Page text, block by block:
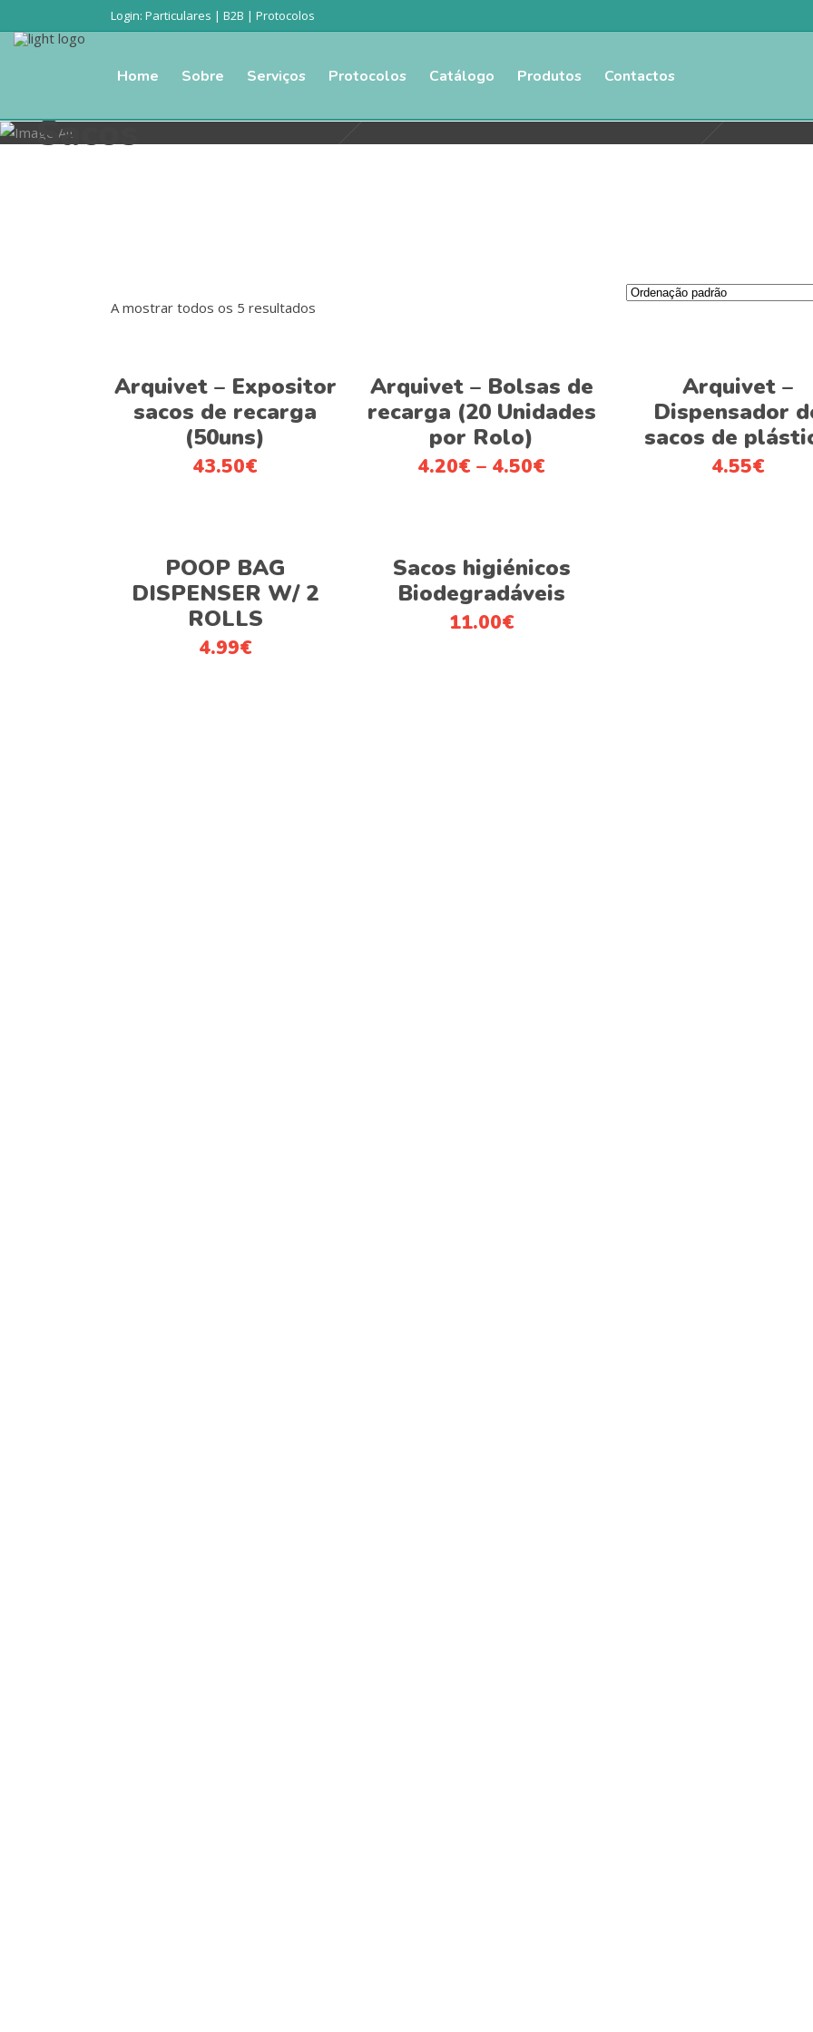
Login: Particulares | B2B | Protocolos
Home Sobre Serviços Protocolos Catálogo Produtos Contactos
Sacos
A mostrar todos os 5 resultados
Adicionar
Arquivet – Expositor
sacos de recarga
(50uns)
43.50€
Ver opções
product
has
multiple
on
the
Arquivet – Bolsas de
recarga (20 Unidades
por Rolo)
4.20€ – 4.50€
Ver opções
Arquivet –
Dispensador
sacos de
4.55€
Adicionar
POOP BAG
DISPENSER W/ 2
ROLLS
4.99€
Adicionar
Sacos higiénicos
Biodegradáveis
11.00€